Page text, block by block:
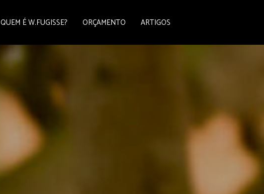
QUEM É W.FUGISSE? ORÇAMENTO ARTIGOS